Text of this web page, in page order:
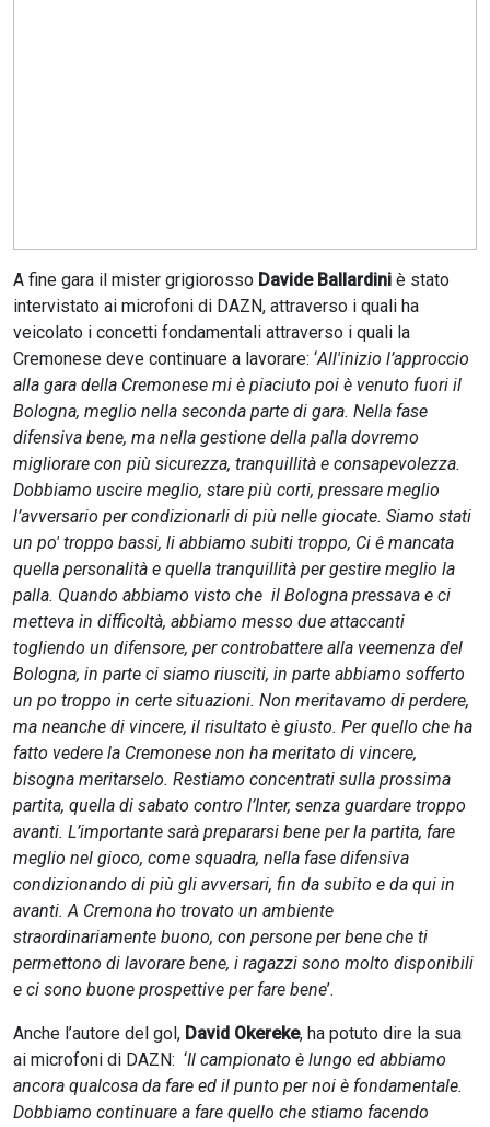
A fine gara il mister grigiorosso Davide Ballardini è stato
intervistato ai microfoni di DAZN, attraverso i quali ha
veicolato i concetti fondamentali attraverso i quali la
Cremonese deve continuare a lavorare: ‘All'inizio l’approccio
alla gara della Cremonese mi è piaciuto poi è venuto fuori il
Bologna, meglio nella seconda parte di gara. Nella fase
difensiva bene, ma nella gestione della palla dovremo
migliorare con più sicurezza, tranquillità e consapevolezza.
Dobbiamo uscire meglio, stare più corti, pressare meglio
l’avversario per condizionarli di più nelle giocate. Siamo stati
un po' troppo bassi, li abbiamo subiti troppo, Ci ê mancata
quella personalità e quella tranquillità per gestire meglio la
palla. Quando abbiamo visto che il Bologna pressava e ci
metteva in difficoltà, abbiamo messo due attaccanti
togliendo un difensore, per controbattere alla veemenza del
Bologna, in parte ci siamo riusciti, in parte abbiamo sofferto
un po troppo in certe situazioni. Non meritavamo di perdere,
ma neanche di vincere, il risultato è giusto. Per quello che ha
fatto vedere la Cremonese non ha meritato di vincere,
bisogna meritarselo. Restiamo concentrati sulla prossima
partita, quella di sabato contro l’Inter, senza guardare troppo
avanti. L’importante sarà prepararsi bene per la partita, fare
meglio nel gioco, come squadra, nella fase difensiva
condizionando di più gli avversari, fin da subito e da qui in
avanti. A Cremona ho trovato un ambiente
straordinariamente buono, con persone per bene che ti
permettono di lavorare bene, i ragazzi sono molto disponibili
e ci sono buone prospettive per fare bene’.
Anche l’autore del gol, David Okereke, ha potuto dire la sua
ai microfoni di DAZN: ‘Il campionato è lungo ed abbiamo
ancora qualcosa da fare ed il punto per noi è fondamentale.
Dobbiamo continuare a fare quello che stiamo facendo